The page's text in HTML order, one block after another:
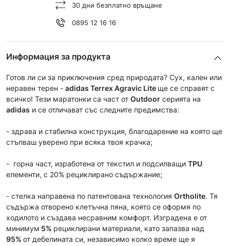
30 дни безплатно връщане
0895 12 16 16
Информация за продукта
Готов ли си за приключения сред природата? Сух, кален или
неравен терен - adidas Terrex Agravic Lite ще се справят с
всичко! Тези маратонки са част от Outdoor серията на
adidas и се отличават със следните предимства:
- здрава и стабилна конструкция, благодарение на която ще
стъпваш уверено при всяка твоя крачка;
- горна част, изработена от текстил и подсилващи TPU
елементи, с 20% рециклирано съдържание;
- стелка направена по патентована технология Ortholite. Тя
съдържа отворено клетъчна пяна, която се оформя по
ходилото и създава несравним комфорт. Изградена е от
минимум 5% рециклирани материали, като запазва над
95% от дебелината си, независимо колко време ще я